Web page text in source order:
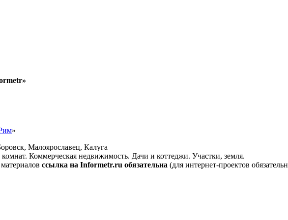
»
Малоярославец, Калуга
Коммерческая недвижимость. Дачи и коттеджи. Участки, земля.
ссылка на Informetr.ru обязательна (для интернет-проектов